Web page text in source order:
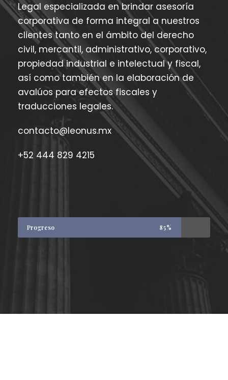
Legal especializada en brindar asesoría
corporativa de forma integral a nuestros
clientes tanto en el ámbito del derecho
civil, mercantil, administrativo, corporativo,
propiedad industrial e intelectual y fiscal,
así como también en la elaboración de
avalúos para efectos fiscales y
traducciones legales.
contacto@leonus.mx
+52 444 829 4215
Progreso 85%